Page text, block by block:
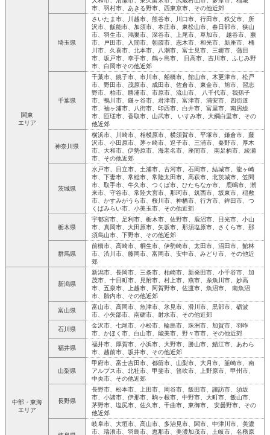
関東
エリア
市、羽村市、あきる野市、西東京市、その他近郊
埼玉県
さいたま市、川越市、熊谷市、川口市、行田市、秩父市、所
沢市、飯能市、加須市、本庄市、東松山市、春日部市、狭山
市、羽生市、鴻巣市、深谷市、上尾市、草加市、 越谷市、蕨
市、戸田市、入間市、朝霞市、志木市、和光市、新座市、桶
川市、久喜市、北本市、八潮市、富士見市、三郷市、蒲田
市、坂戸市、幸手市、鶴ヶ島市、 日高市、吉川市、ふじみ野
市、白岡市その他近郊
千葉県
千葉市、銚子市、市川市、船橋市、館山市、木更津市、松戸
市、野田市、茂原市、成田市、佐倉市、東金市、旭市、習志
野市、柏市、勝浦市、市原市、流山市、 八千代市、我孫子
市、鴨川市、鎌ヶ谷市、君津市、富津市、浦安市、四街道
市、袖ヶ浦市、八街市、印西市、白井市、富里市、南房総
市、匝瑳市、香取市、山武市、 いすみ市、大綱白里市、その
他近郊
神奈川県
横浜市、川崎市、相模原市、横須賀市、平塚市、鎌倉市、藤
沢市、小田原市、茅ヶ崎市、逗子市、三浦市、秦野市、厚木
市、大和市、伊勢原市、海老名市、座間市、 南足柄市、綾瀬
市、その他近郊
茨城県
水戸市、日立市、土浦市、古河市、石岡市、結城市、龍ヶ崎
市、下妻市、常総市、常陸太田市、高萩市、北茨城市、笠間
市、取手市、牛久市、つくば市、ひたちなか市、 鹿嶋市、潮
来市、守谷市、常陸大宮市、那珂市、筑西市、坂東市、稲敷
市、かすみがうら市、桜川市、神栖市、行方市、鉾田市、つ
くばみらい市、小美玉市、その他近郊
栃木県
宇都宮市、足利市、栃木市、佐野市、鹿沼市、日光市、小山
市、真岡市、大田原市、矢坂市、那須塩原市、さくら市、那
須烏山市、下野市、その他近郊
群馬県
前橋市、高崎市、桐生市、伊勢崎市、太田市、沼田市、館林
市、渋川市、藤岡市、富岡市、安中市、みどり市、その他近
郊
中部・東海
エリア
新潟県
新潟市、長岡市、三条市、柏崎市、新発田市、小千谷市、加
茂市、十日町市、見附市、村上市、燕市、糸魚川市、妙高
市、五泉市、上越市、阿賀野市、佐渡市、魚沼市、 南魚沼
市、胎内市、その他近郊
富山県
富山市、高岡市、魚津市、氷見市、滑川市、黒部市、砺波
市、小矢部市、南砺市、射水市、その他近郊
石川県
金沢市、七尾市、小松市、輪島市、珠洲市、加賀市、羽咋
市、かほく市、白山市、能美市、野々市市、その他近郊
福井県
福井市、厚賀市、小浜市、大野市、勝山市、鯖江市、あわら
市、越前市、坂井市、その他近郊
山梨県
甲府市、富士吉田市、都留市、山梨市、大月市、韮崎市、南
アルプス市、北社市、甲斐市、笛吹市、上野原市、甲州市、
中央市、その他近郊
長野県
長野市、松本市、上田市、岡谷市、飯田市、諏訪市、須坂
市、小諸市、伊那市、駒ヶ根市、中野市、大町市、飯山市、
茅野市、塩尻市、佐久市、千曲市、東御市、 安曇野市、その
他近郊
岐阜市、大垣市、高山市、多治見市、関市、中津川市、美濃
市、瑞浪市、羽島市、恵那市、美濃加茂市、土岐市、名務原